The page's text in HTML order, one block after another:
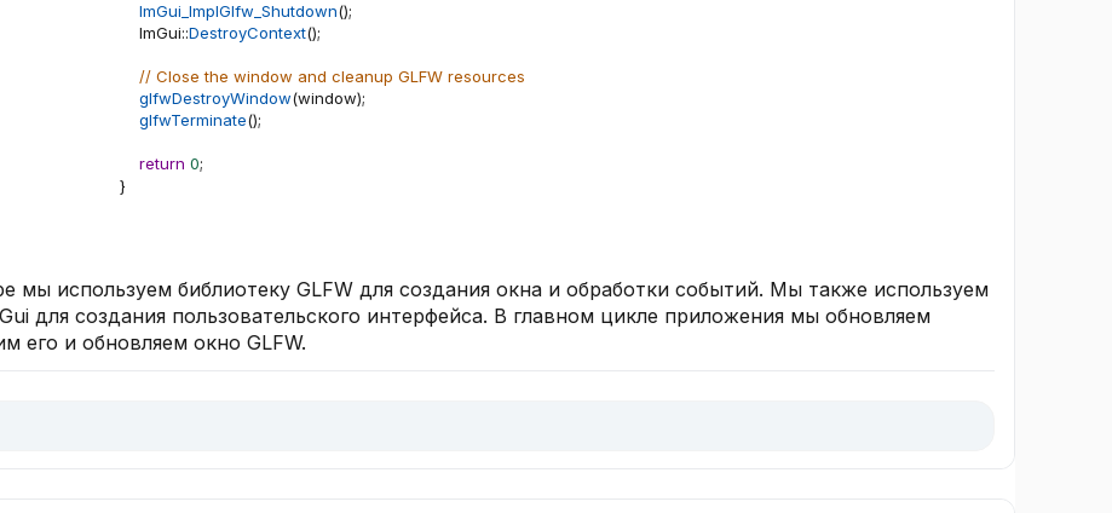
ImGui_ImplGlfw_Shutdown();
    ImGui
::DestroyContext();
// Close the window and cleanup GLFW resources
glfwDestroyWindow(window);
glfwTerminate();
return 0;
}
мы используем библиотеку GLFW для создания окна и обработки событий. Мы также используем
для создания пользовательского интерфейса. В главном цикле приложения мы обновляем
его и обновляем окно GLFW.